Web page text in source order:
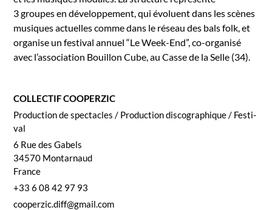
COLLECTIF COOPERZIC
Pro­duc­tion de spec­ta­cles / Pro­duc­tion discographique / Fes­ti­
val
6 Rue des Gabels
34570 Mon­tar­naud
France
+33 6 08 42 97 93
cooperzic.diff@gmail.com
3 groupes en développe­ment, qui évolu­ent dans les scènes
musiques actuelles comme dans le réseau des bals folk, et
organ­ise un fes­ti­val annuel “Le Week-End”, co-organ­isé
avec l’association Bouil­lon Cube, au Casse de la Selle (34).